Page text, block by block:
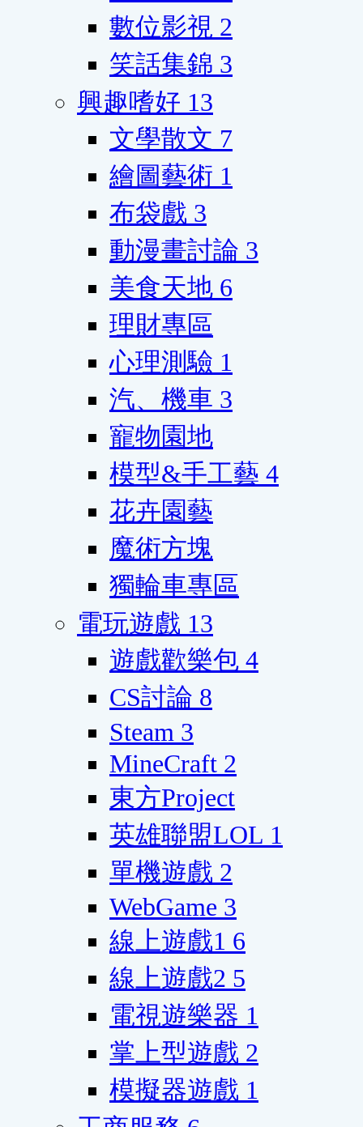
數位影視 2
笑話集錦 3
興趣嗜好 13
文學散文 7
繪圖藝術 1
布袋戲 3
動漫畫討論 3
美食天地 6
理財專區
心理測驗 1
汽、機車 3
寵物園地
模型&手工藝 4
花卉園藝
魔術方塊
獨輪車專區
電玩遊戲 13
遊戲歡樂包 4
CS討論 8
Steam 3
MineCraft 2
東方Project
英雄聯盟LOL 1
單機遊戲 2
WebGame 3
線上遊戲1 6
線上遊戲2 5
電視遊樂器 1
掌上型遊戲 2
模擬器遊戲 1